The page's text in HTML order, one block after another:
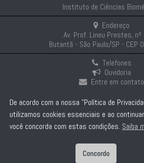
Instituto de Ciências
Endereço
Av. Prof. Lineu Prestes,
Butantã - São Paulo/SP - CEP
Telefones
Ouvidoria
Entre em contato
Intranet
Comunicação e
Politica de
De acordo com a nossa "Política de
utilizamos cookies essenciais e ao
você concorda com estas condições. Saiba
Concordo